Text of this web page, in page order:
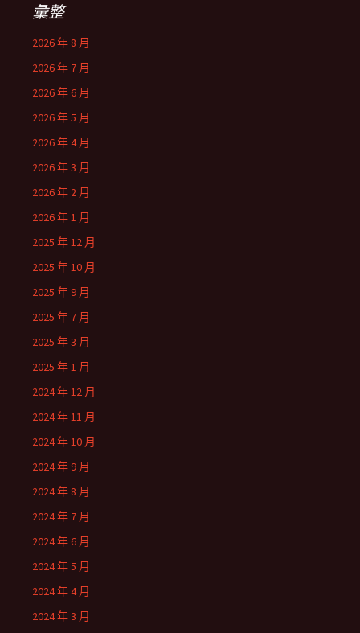
彙整
2026 年 8 月
2026 年 7 月
2026 年 6 月
2026 年 5 月
2026 年 4 月
2026 年 3 月
2026 年 2 月
2026 年 1 月
2025 年 12 月
2025 年 10 月
2025 年 9 月
2025 年 7 月
2025 年 3 月
2025 年 1 月
2024 年 12 月
2024 年 11 月
2024 年 10 月
2024 年 9 月
2024 年 8 月
2024 年 7 月
2024 年 6 月
2024 年 5 月
2024 年 4 月
2024 年 3 月